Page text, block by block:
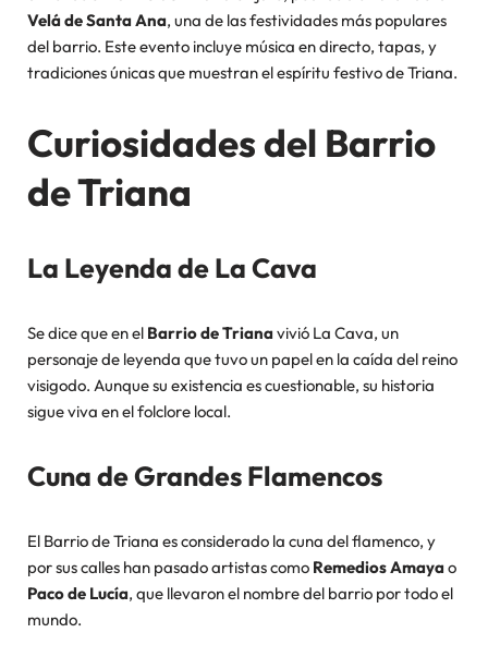
Velá de Santa Ana, una de las festividades más populares
del barrio. Este evento incluye música en directo, tapas, y
tradiciones únicas que muestran el espíritu festivo de Triana.
Curiosidades del Barrio
de Triana
La Leyenda de La Cava
Se dice que en el Barrio de Trianavivió La Cava, un
personaje de leyenda que tuvo un papel en la caída del reino
visigodo. Aunque su existencia es cuestionable, su historia
sigue viva en el folclore local.
Cuna de Grandes Flamencos
El Barrio de Triana es considerado la cuna del flamenco, y
por sus calles han pasado artistas como Remedios Amayao
Paco de Lucía, que llevaron el nombre del barrio por todo el
mundo.